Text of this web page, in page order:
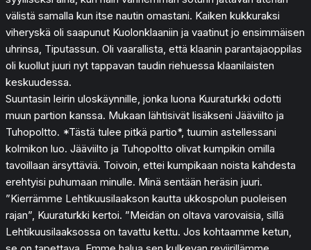
välistä samalla kun itse nautin omastani. Kaiken kukkuraksi
viheryskä oli saapunut Kuolonklaaniin ja vaatinut jo ensimmäisen
uhrinsa, Tiputassun. Oli vaarallista, että klaanin parantajaoppilas
oli kuollut juuri nyt tappavan taudin riehuessa klaanilaisten
keskuudessa.
Suuntasin leirin uloskäynnille, jonka luona Kuuraturkki odotti
muun partion kanssa. Mukaan lähtisivät lisäkseni Jääviilto ja
Tuhopoltto. *Tästä tulee pitkä partio*, tuumin astellessani
kolmikon luo. Jääviilto ja Tuhopoltto olivat kumpikin omilla
tavoillaan ärsyttäviä. Toivoin, ettei kumpikaan noista kahdesta
erehtyisi puhumaan minulle. Minä sentään heräsin juuri.
”Kierrämme Lehtikuusilaakson kautta ukkospolun puoleisen
rajan”, Kuuraturkki kertoi. ”Meidän on oltava varovaisia, sillä
Lehtikuusilaaksossa on tavattu kettu. Jos kohtaamme ketun,